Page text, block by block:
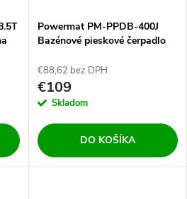
Powermat PM-PPDB-400J
Bazénové pieskové čerpadlo
€88,62 bez DPH
€109
Skladom
DO KOŠÍKA